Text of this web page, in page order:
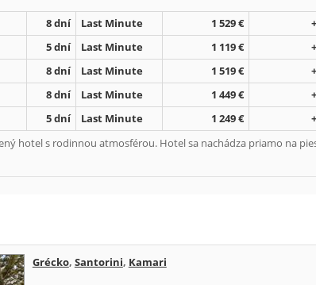
8 dní Last Minute 1 529 €
5 dní Last Minute 1 119 €
8 dní Last Minute 1 519 €
8 dní Last Minute 1 449 €
5 dní Last Minute 1 249 €
hotel s rodinnou atmosférou. Hotel sa nachádza priamo na
Grécko, Santorini, Kamari